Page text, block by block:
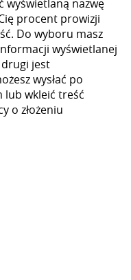
wyświetlaną nazwę
procent prowizji
Do wyboru masz
wyświetlanej
jest
wysłać po
lub wkleić treść
o złożeniu